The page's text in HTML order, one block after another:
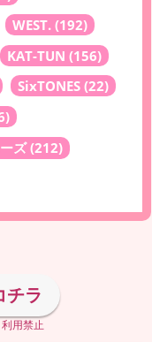
WEST. (192)
KAT-TUN (156)
SixTONES (22)
ズ(212)
ラ
用禁止